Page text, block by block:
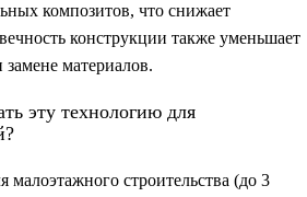
композитов, что снижает
конструкции также уменьшает
материалов.
эту технологию для
малоэтажного строительства (до 3